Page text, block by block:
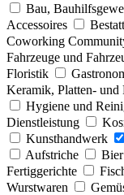
Bau,
Accessoires
Coworking
Fahrzeuge und
Floristik
Keramik, Platten- und
Hygiene und
Dienstleistung
Kunsthandwerk
Aufstriche
Bier
Fertiggerichte
Wurstwaren